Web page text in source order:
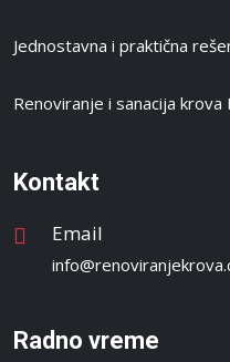
Jednostavna i praktična
Renoviranje i sanacija krova
Kontakt
Email
Radno vreme